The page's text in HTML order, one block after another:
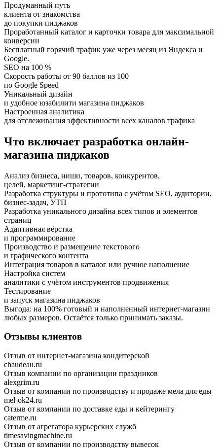
Продуманный путь
клиента от знакомства
до покупки пиджаков
Проработанный каталог и карточки товара для максимальной
конверсии
Бесплатный горячий трафик уже через месяц из Яндекса и
Google.
SEO на 100 %
Скорость работы от 90 баллов из 100
по Google Speed
Уникальный дизайн
и удобное юзабилити магазина пиджаков
Настроенная аналитика
для отслеживания эффективности всех каналов трафика
Что включает разработка онлайн-
магазина пиджаков
Анализ бизнеса, ниши, товаров, конкурентов,
целей, маркетинг-стратегии
Разработка структуры и прототипа с учётом SEO, аудитории,
бизнес-задач, УТП
Разработка уникального дизайна всех типов и элементов
страниц
Адаптивная вёрстка
и программирование
Производство и размещение текстового
и графического контента
Интеграция товаров в каталог или ручное наполнение
Настройка систем
аналитики с учётом инструментов продвижения
Тестирование
и запуск магазина пиджаков
Выгода: на 100% готовый и наполненный интернет-магазин
любых размеров. Остаётся только принимать заказы.
Отзывы клиентов
Отзыв от интернет-магазина кондитерской
chaudeau.ru
Отзыв компании по организации праздников
alexgrim.ru
Отзыв от компании по производству и продаже мела для еды
mel-ok24.ru
Отзыв от компании по доставке еды и кейтерингу
caterme.ru
Отзыв от агрегатора курьерских служб
timesavingmachine.ru
Отзыв от компании по производству вывесок